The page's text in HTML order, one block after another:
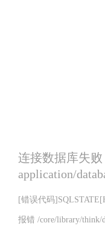
连接数据库失
application/
[错误代码
报错 /core/library/think/